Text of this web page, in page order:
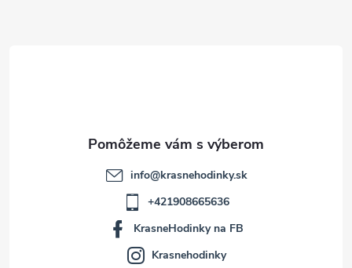
info@krasnehodinky.sk
+421908665636
KrasneHodinky na FB
Krasnehodinky